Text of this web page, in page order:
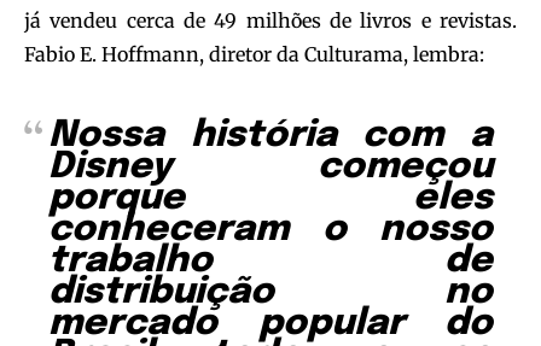
já vendeu cerca de 49 milhões de livros e revistas.
Fabio E. Hoffmann, diretor da Culturama, lembra:
Nossa história com a
Disney começou
porque eles
conheceram o nosso
trabalho de
distribuição no
mercado popular do